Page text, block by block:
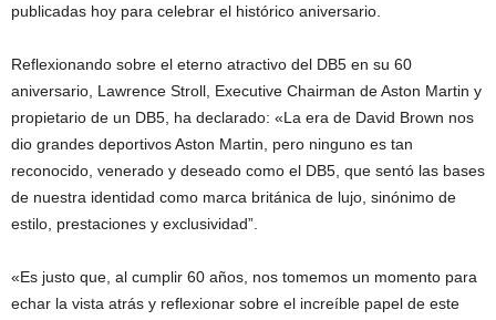
publicadas hoy para celebrar el histórico aniversario.
Reflexionando sobre el eterno atractivo del DB5 en su 60
aniversario, Lawrence Stroll, Executive Chairman de Aston Martin y
propietario de un DB5, ha declarado: «La era de David Brown nos
dio grandes deportivos Aston Martin, pero ninguno es tan
reconocido, venerado y deseado como el DB5, que sentó las bases
de nuestra identidad como marca británica de lujo, sinónimo de
estilo, prestaciones y exclusividad”.
«Es justo que, al cumplir 60 años, nos tomemos un momento para
echar la vista atrás y reflexionar sobre el increíble papel de este